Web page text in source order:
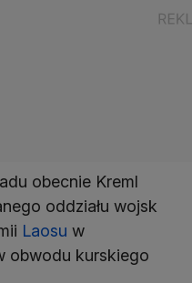
obecnie Kreml
oddziału wojsk
Laosu w
obwodu kurskiego